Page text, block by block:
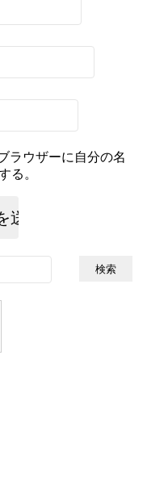
ラウザーに自分の名
る。